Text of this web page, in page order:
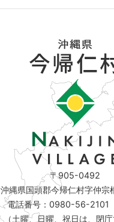
〒905-0492
沖縄県国頭郡今帰仁村字仲宗
電話番号：0980-56-2101
（土曜、日曜、祝日は、閉庁